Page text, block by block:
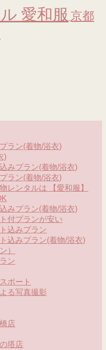
愛和服 京都
ラン(着物/浴衣)
)
みプラン(着物/浴衣)
ラン(着物/浴衣)
レンタルは 【愛和服】
みプラン(着物/浴衣)
付プランが安い
込みプラン
込みプラン(着物/浴衣)
）
ン
ポート
る写真撮影
店
塔店